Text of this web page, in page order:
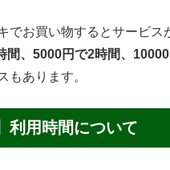
でお買い物するとサービス
間、5000円で2時間、
もあります。
利用時間について